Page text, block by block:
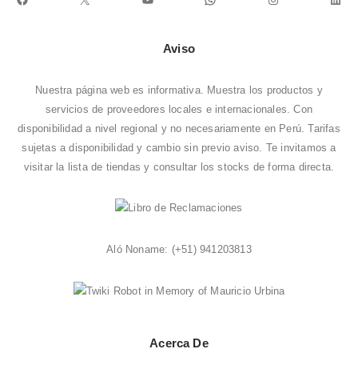
Aviso
Nuestra página web es informativa. Muestra los productos y
servicios de proveedores locales e internacionales. Con
disponibilidad a nivel regional y no necesariamente en Perú. Tarifas
sujetas a disponibilidad y cambio sin previo aviso. Te invitamos a
visitar la lista de tiendas y consultar los stocks de forma directa.
Aló Noname: (+51) 941203813
Acerca De